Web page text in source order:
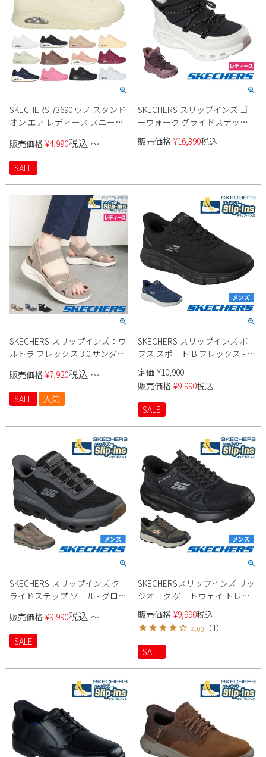
SKECHERS 73690 ウノ スタンド
オン エア レディース スニーカ
販売価格 ¥4,990税込 〜
SALE
SKECHERS スリップインズ ゴ
ーウォーク グライドステップ
2.0 ブート - ジェイド 撥水
144882 レディース
販売価格 ¥16,390税込
SKECHERS スリップインズ：ウ
ルトラ フレックス 3.0 サンダル
販売価格 ¥7,920税込 〜
SALE 人気
SKECHERS スリップインズ ボ
ブス スポート B フレックス - ス
ムース エッジ 118116 メンズ
定価 ¥10,900
販売価格 ¥9,990税込
SALE
SKECHERS スリップインズ グ
ライドステップ ソール - グロー
販売価格 ¥9,990税込 〜
SALE
SKECHERSスリップインズ リッ
ジオーク ゲートウェイ トレイ
ル 237788 メンズ スニーカー
販売価格 ¥9,990税込
4.00 （1）
SALE